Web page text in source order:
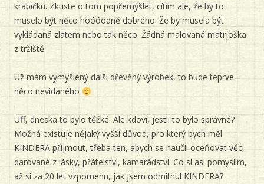
krabičku. Zkuste o tom popřemýšlet, cítím ale, že by to
muselo být něco hóóóódně dobrého. Že by musela být
vykládaná zlatem nebo tak něco. Žádná malovaná matrjoška
z tržiště.
Už mám vymyšlený další dřevěný výrobek, to bude teprve
něco nevídaného
Uff, dneska to bylo těžké. Ale kdoví, jestli to bylo správné?
Možná existuje nějaký vyšší důvod, pro který bych měl
KINDERA přijmout, třeba ten, abych se naučil oceňovat věci
darované z lásky, přátelství, kamarádství. Co si asi pomyslím,
až si za 20 let vzpomenu, jak jsem odmítnul KINDERA?